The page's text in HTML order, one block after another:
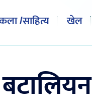
/साहित्य खेल
बटालियन